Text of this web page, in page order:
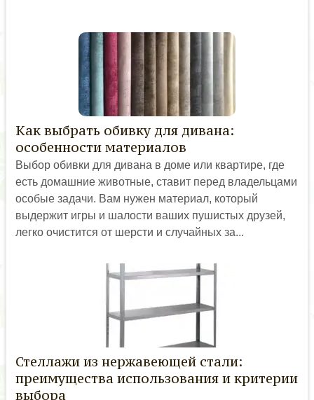
Как выбрать обивку для дивана:
особенности материалов
Выбор обивки для дивана в доме или квартире, где
есть домашние животные, ставит перед владельцами
особые задачи. Вам нужен материал, который
выдержит игры и шалости ваших пушистых друзей,
легко очистится от шерсти и случайных за...
Стеллажи из нержавеющей стали:
преимущества использования и критерии
выбора